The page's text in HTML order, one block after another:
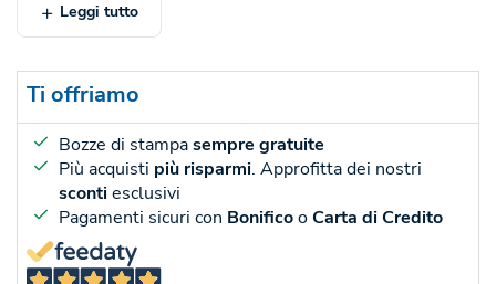
Leggi tutto
Ti offriamo
Bozze di stampasempre gratuite
Più acquisti più risparmi. Approfitta dei nostri
scontiesclusivi
Pagamenti sicuri con BonificooCarta di Credito